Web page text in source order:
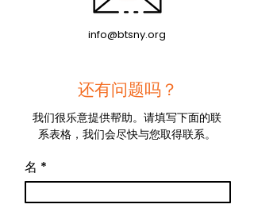
info@btsny.org
还有问题吗？
我们很乐意提供帮助。请填写下面的联
系表格，我们会尽快与您取得联系。
名